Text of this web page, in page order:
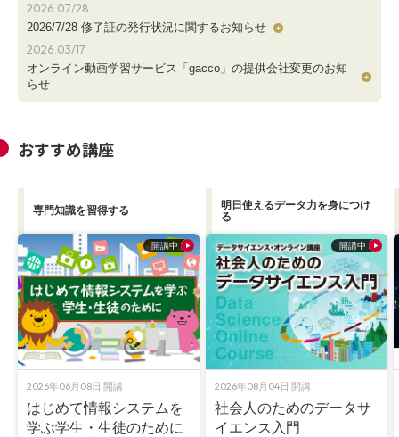
8月6日に引き続き、システムの安定稼働を目的とし、以下の日程
で緊急システムメンテナンスを実施いたします。
メンテナンス中はgaccoにログインできなくなります。
なお本件は、障害対応等に起因するものではなく、基幹システム
の予防保守のための
ご利用の受講者の皆さまにはご不便をおかけいたしますが、何卒
・日時：2026年 8月 9日(日) 09:00～13:00(予定)
※メンテナンス中はgaccoにログインできなくなります。
平素よりgaccoをご利用いただき、誠にありがとうございます。
システムの安定稼働を目的とし、以下の日程で緊急システムメン
テナンスを実施いたします。
メンテナンス中はgaccoにログインできなくなります。
・影響：ログイン、gaccoの学習画面、会員登録などすべての機能
2026.07/28
2026/7/28 修了証の発行状況に関するお知らせ
平素よりgaccoをご利用いただき、誠にありがとうございます
現在、一部の講座にて修了証のダウンロードボタンが表示されな
ご受講中の皆様にはご迷惑をおかけいたしますが、対応完了まで
2026.03/17
オンライン動画学習サービス「gacco」の提供会社変更のお知
らせ
平素よりオンライン動画学習サービス「gacco」をご利用いただ
このたび、株式会社ドコモgacco（以下「当社」といいます。）
「gaccoサービス」といいます。）に関する事業を、株式会社デジ
タル・ナレッジへ譲渡することといたしました。
これに伴い、gaccoサービスの提供会社は、2026年4月1日以降、
株式会社デジタル・ナレッジへ変更となり、
gaccoサービスの提供に必要な範囲で、お客様の契約情報および個
人情報を、株式会社デジタル・ナレッジへ承継いたします。
また、2026年4月1日以降のgaccoサービスの利用規約は、株式会
社デジタル・ナレッジが定める利用規約が適用されます。
なお、サービス内容に大きな変更はなく、現在ご利用いただいて
いるサービスは、2026年4月1日以降も引き続きご利用いただけま
おすすめ講座
専門知識を習得する
開講中
2026年06月08日 開講
はじめて情報システムを
学ぶ学生・生徒のために
明日使えるデータ力を身につけ
る
開講中
2026年08月04日 開講
社会人のためのデータサ
イエンス入門